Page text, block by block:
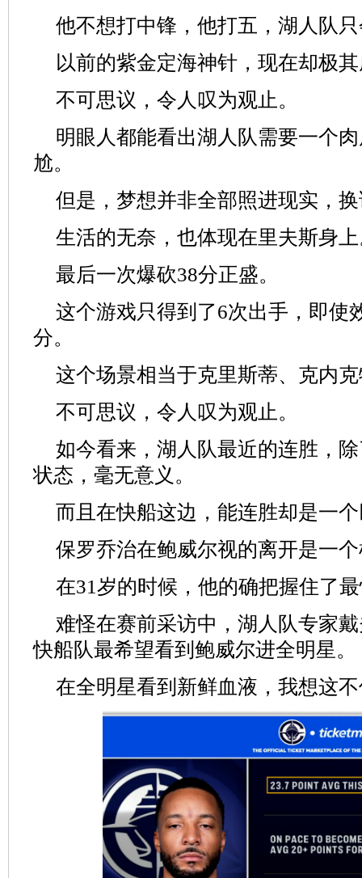
他不想打中锋，他打五，湖人队
以前的紫金定海神针，现在却极
不可思议，令人叹为观止。
明眼人都能看出湖人队需要一个
尬。
但是，梦想并非全部照进现实，
生活的无奈，也体现在里夫斯身
最后一次爆砍38分正盛。
这个游戏只得到了6次出手，即使
分。
这个场景相当于克里斯蒂、克内
不可思议，令人叹为观止。
如今看来，湖人队最近的连胜，
状态，毫无意义。
而且在快船这边，能连胜却是一
保罗乔治在鲍威尔视的离开是一
在31岁的时候，他的确把握住了
难怪在赛前采访中，湖人队专家
快船队最希望看到鲍威尔进全明星。
在全明星看到新鲜血液，我想这